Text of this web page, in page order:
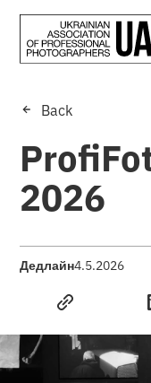
Back
2026
Дедлайн4.5.2026